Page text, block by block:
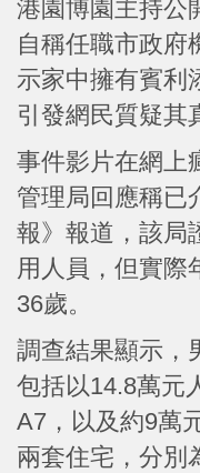
港園博園主持公
自稱任職市政府
示家中擁有賓利
引發網民質疑其
事件影片在網上
管理局回應稱已
報》報道，該局
用人員，但實際
36歲。
調查結果顯示，
包括以14.8萬元
A7，以及約9萬
兩套住宅，分別